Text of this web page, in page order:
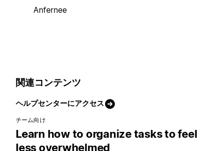
Anfernee
関連コンテンツ
ヘルプセンターにアクセス
チーム向け
Learn how to organize tasks to feel
less overwhelmed